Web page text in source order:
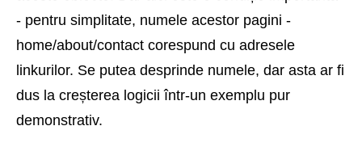
- pentru simplitate, numele acestor pagini -
home/about/contact corespund cu adresele
linkurilor. Se putea desprinde numele, dar asta ar fi
dus la creșterea logicii într-un exemplu pur
demonstrativ.